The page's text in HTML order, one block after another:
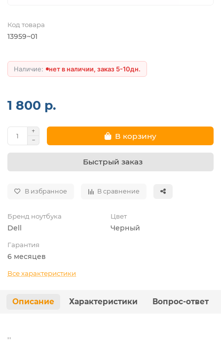
Код товара
13959~01
нет в наличии, заказ 5-10дн.
1 800 р.
В корзину
Быстрый заказ
В избранное В сравнение
Бренд ноутбука
Dell
Цвет
Черный
Гарантия
6 месяцев
Все характеристики
Описание Характеристики Вопрос-ответ
''